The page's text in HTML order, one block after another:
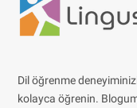
Dil öğrenme
kolayca öğrenin.